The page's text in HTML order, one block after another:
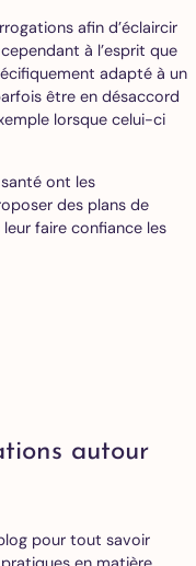
afin d’éclaircir
à l’esprit que
adapté à un
être en désaccord
lorsque celui-ci
ont les
des plans de
faire confiance les
autour
pour tout savoir